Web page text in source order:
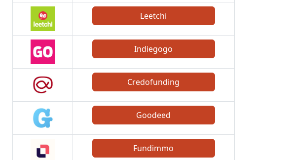
Leetchi
Indiegogo
Credofunding
Goodeed
Fundimmo